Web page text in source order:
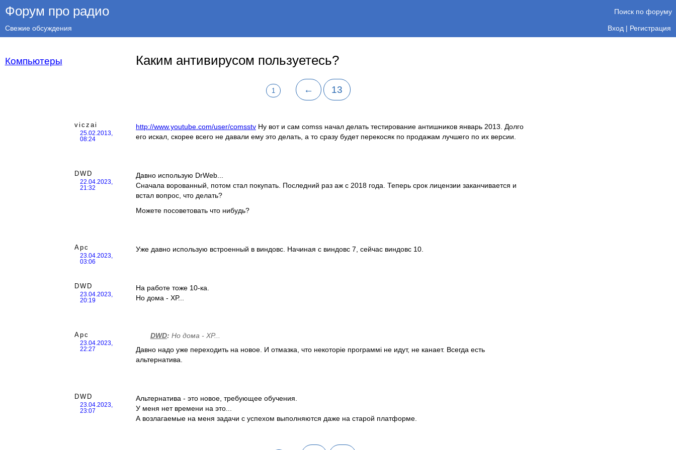
Форум про радио Поиск по форуму
Свежие обсуждения Вход | Регистрация
Компьютеры Каким антивирусом пользуетесь?
1 ← 13
viczai
25.02.2013,
08:24
http://www.youtube.com/user/comsstv Ну вот и сам comss начал делать тестирование антишников январь 2013. Долго
его искал, скорее всего не давали ему это делать, а то сразу будет перекосяк по продажам лучшего по их версии.
DWD
22.04.2023,
21:32
Давно использую DrWeb...
Сначала ворованный, потом стал покупать. Последний раз аж с 2018 года. Теперь срок лицензии заканчивается и
встал вопрос, что делать?
Можете посоветовать что нибудь?
Арс
23.04.2023,
03:06
Уже давно использую встроенный в виндовс. Начиная с виндовс 7, сейчас виндовс 10.
DWD
23.04.2023,
20:19
На работе тоже 10-ка.
Но дома - ХР...
Арс
23.04.2023,
22:27
DWD: Но дома - ХР...
Давно надо уже переходить на новое. И отмазка, что некоторіе программі не идут, не канает. Всегда есть
альтернатива.
DWD
23.04.2023,
23:07
Альтернатива - это новое, требующее обучения.
У меня нет времени на это...
А возлагаемые на меня задачи с успехом выполняются даже на старой платформе.